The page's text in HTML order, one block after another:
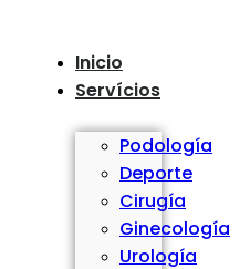
Inicio
Servícios
Podología
Deporte
Cirugía
Ginecología
Urología